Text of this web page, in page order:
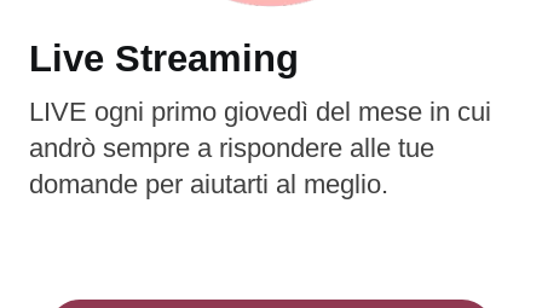
Live Streaming
LIVE ogni primo giovedì del mese in cui
andrò sempre a rispondere alle tue
domande per aiutarti al meglio.